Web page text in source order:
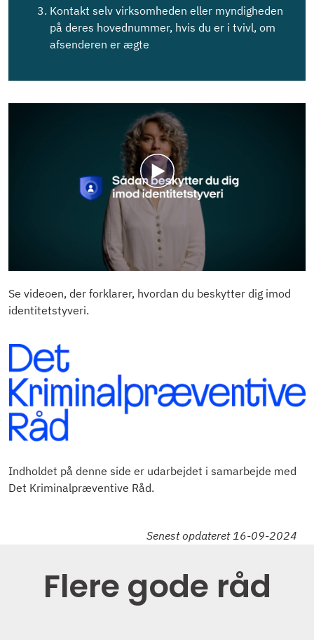
Kontakt selv virksomheden eller myndigheden
på deres hovednummer, hvis du er i tvivl, om
afsenderen er ægte
Se videoen, der forklarer, hvordan du beskytter dig imod
identitetstyveri.
Indholdet på denne side er udarbejdet i samarbejde med
Det Kriminalpræventive Råd.
Senest opdateret 16-09-2024
Flere gode råd